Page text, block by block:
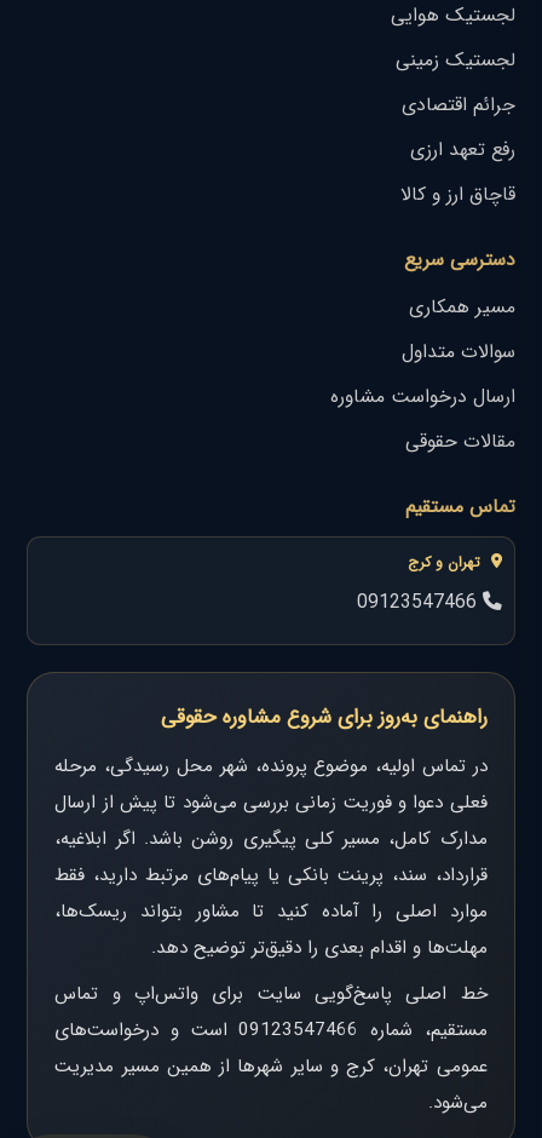
لجستیک هوایی
لجستیک زمینی
جرائم اقتصادی
رفع تعهد ارزی
قاچاق ارز و کالا
دسترسی سریع
مسیر همکاری
سوالات متداول
ارسال درخواست مشاوره
مقالات حقوقی
تماس مستقیم
تهران و کرج
راهنمای به‌روز برای شروع مشاوره حقوقی
در تماس اولیه، موضوع پرونده، شهر محل رسیدگی، مرحله
فعلی دعوا و فوریت زمانی بررسی می‌شود تا پیش از ارسال
مدارک کامل، مسیر کلی پیگیری روشن باشد. اگر ابلاغیه،
قرارداد، سند، پرینت بانکی یا پیام‌های مرتبط دارید، فقط
موارد اصلی را آماده کنید تا مشاور بتواند ریسک‌ها،
مهلت‌ها و اقدام بعدی را دقیق‌تر توضیح دهد.
خط اصلی پاسخ‌گویی سایت برای واتس‌اپ و تماس
مستقیم، شماره 09123547466 است و درخواست‌های
عمومی تهران، کرج و سایر شهرها از همین مسیر مدیریت
می‌شود.